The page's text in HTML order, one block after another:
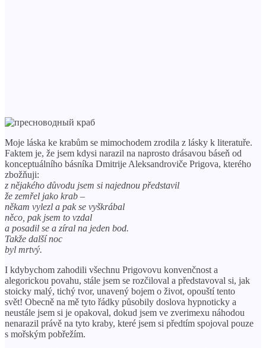
Moje láska ke krabům se mimochodem zrodila z lásky k literatuře.
Faktem je, že jsem kdysi narazil na naprosto drásavou báseň od
konceptuálního básníka Dmitrije Aleksandroviče Prigova, kterého
zbožňuji:
z nějakého důvodu jsem si najednou představil
že zemřel jako krab –
někam vylezl a pak se vyškrábal
něco, pak jsem to vzdal
a posadil se a zíral na jeden bod.
Takže další noc
byl mrtvý.
I kdybychom zahodili všechnu Prigovovu konvenčnost a
alegorickou povahu, stále jsem se rozčiloval a představoval si, jak
stoicky malý, tichý tvor, unavený bojem o život, opouští tento
svět! Obecně na mě tyto řádky působily doslova hypnoticky a
neustále jsem si je opakoval, dokud jsem ve zverimexu náhodou
nenarazil právě na tyto kraby, které jsem si předtím spojoval pouze
s mořským pobřežím.